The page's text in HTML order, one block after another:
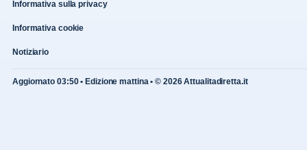
Informativa sulla privacy
Informativa cookie
Notiziario
Aggiornato 03:50 • Edizione mattina • © 2026 Attualitadiretta.it